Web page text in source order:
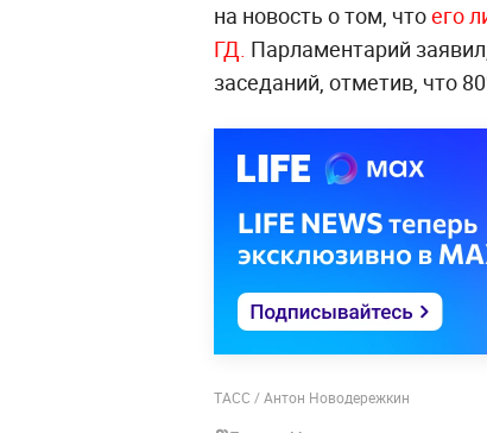
на новость о том, чтоего
ГД. Парламентарий
заседаний, отметив, что
ТАСС / Антон Новодережкин